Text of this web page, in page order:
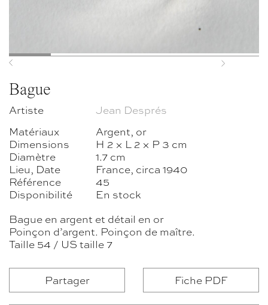
Previous Next
Bague
Artiste
Jean Després
Matériaux
Argent, or
Dimensions
H 2 × L 2 × P 3 cm
Diamètre
1.7 cm
Lieu, Date
France, circa 1940
Référence
45
Disponibilité
En stock
Bague en argent et détail en or
Poinçon d’argent. Poinçon de maître.
Taille 54 / US taille 7
Partager Fiche PDF